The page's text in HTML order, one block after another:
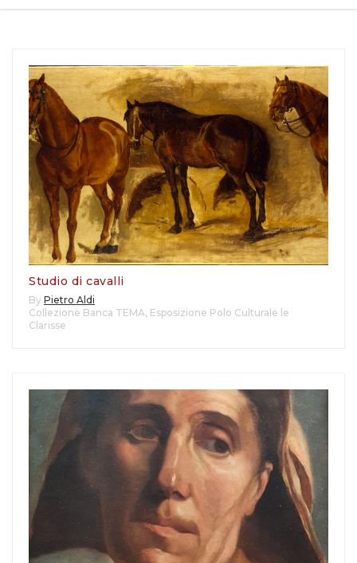
Studio di cavalli
By Pietro Aldi
Collezione Banca TEMA, Esposizione Polo Culturale le
Clarisse